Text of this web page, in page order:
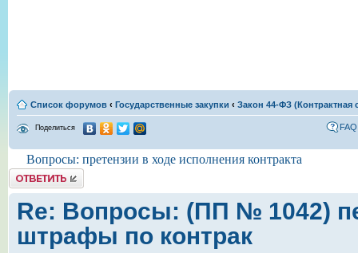
Список форумов ‹ Государственные закупки ‹ Закон 44-ФЗ (Контрактная
Поделиться FAQ
Вопросы: претензии в ходе исполнения контракта
Комментировать
Re: Вопросы: (ПП № 1042)
штрафы по контрак